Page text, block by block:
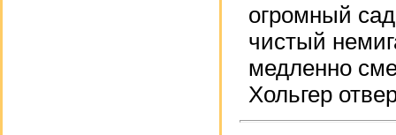
огромный
чистый
медленно
Хольгер